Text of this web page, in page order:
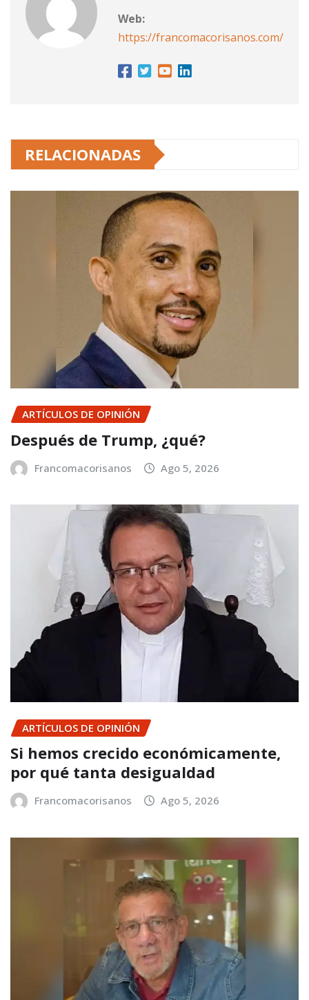
Web:
https://francomacorisanos.com/
RELACIONADAS
ARTÍCULOS DE OPINIÓN
Después de Trump, ¿qué?
Francomacorisanos Ago 5, 2026
ARTÍCULOS DE OPINIÓN
Si hemos crecido económicamente,
por qué tanta desigualdad
Francomacorisanos Ago 5, 2026